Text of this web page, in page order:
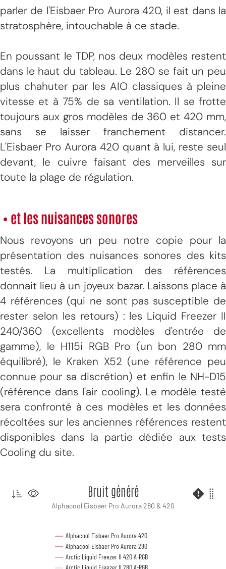
parler de l'Eisbaer Pro Aurora 420, il est dans la
stratosphère, intouchable à ce stade.
En poussant le TDP, nos deux modèles restent
dans le haut du tableau. Le 280 se fait un peu
plus chahuter par les AIO classiques à pleine
vitesse et à 75% de sa ventilation. Il se frotte
toujours aux gros modèles de 360 et 420 mm,
sans se laisser franchement distancer.
L'Eisbaer Pro Aurora 420 quant à lui, reste seul
devant, le cuivre faisant des merveilles sur
toute la plage de régulation.
• et les nuisances sonores
Nous revoyons un peu notre copie pour la
présentation des nuisances sonores des kits
testés. La multiplication des références
donnait lieu à un joyeux bazar. Laissons place à
4 références (qui ne sont pas susceptible de
rester selon les retours) : les Liquid Freezer II
240/360 (excellents modèles d'entrée de
gamme), le H115i RGB Pro (un bon 280 mm
équilibré), le Kraken X52 (une référence peu
connue pour sa discrétion) et enfin le NH-D15
(référence dans l'air cooling). Le modèle testé
sera confronté à ces modèles et les données
récoltées sur les anciennes références restent
disponibles dans la partie dédiée aux tests
Cooling du site.